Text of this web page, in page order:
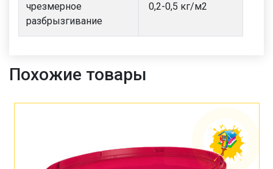
чрезмерное
разбрызгивание
0,2-0,5 кг/м2
Похожие товары